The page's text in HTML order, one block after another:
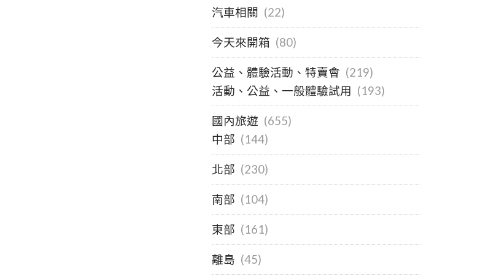
汽車相關 (22)
今天來開箱 (80)
公益、體驗活動、特賣會 (219)
活動、公益、一般體驗試用 (193)
國內旅遊 (655)
中部 (144)
北部 (230)
南部 (104)
東部 (161)
離島 (45)